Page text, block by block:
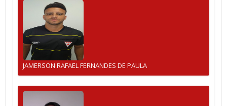
JAMERSON RAFAEL FERNANDES DE PAULA